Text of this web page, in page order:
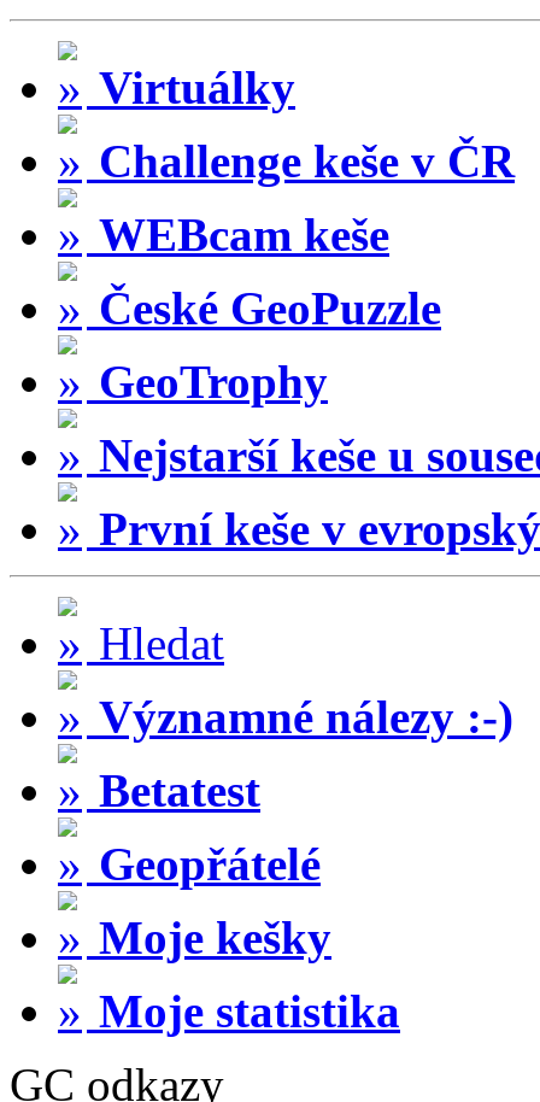
Virtuálky
Challenge keše v ČR
WEBcam keše
České GeoPuzzle
GeoTrophy
Nejstarší keše u
První keše v
Hledat
Významné nálezy :-)
Betatest
Geopřátelé
Moje kešky
Moje statistika
GC odkazy